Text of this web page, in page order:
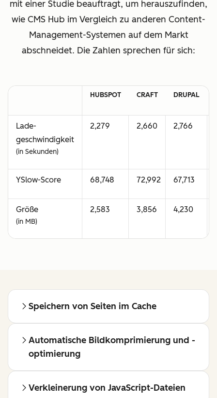
mit einer Studie beauftragt, um herauszufinden,
wie CMS Hub im Vergleich zu anderen Content-
Management-Systemen auf dem Markt
abschneidet. Die Zahlen sprechen für sich:
HUBSPOT CRAFT DRUPAL
Lade-
geschwindigkeit
(in Sekunden)
2,279 2,660 2,766
YSlow-Score 68,748 72,992 67,713
Größe
(in MB)
2,583 3,856 4,230
Speichern von Seiten im Cache
Automatische Bildkomprimierung und -
optimierung
Verkleinerung von JavaScript-Dateien